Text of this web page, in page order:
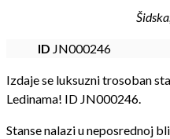
ID JN000246
Izdaje se luksuzni trosoban
Ledinama! ID JN000246.
Stanse nalazi u neposrednoj